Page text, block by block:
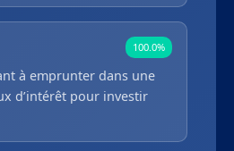
100.0%
à emprunter dans une
d’intérêt pour investir